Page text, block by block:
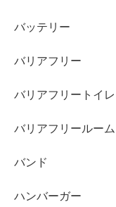
バッテリー
バリアフリー
バリアフリートイレ
バリアフリールーム
バンド
ハンバーガー